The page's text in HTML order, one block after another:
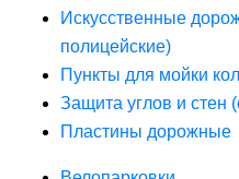
Искусственные
полицейские)
Пункты для мойки
Защита углов и стен
Пластины дорожные